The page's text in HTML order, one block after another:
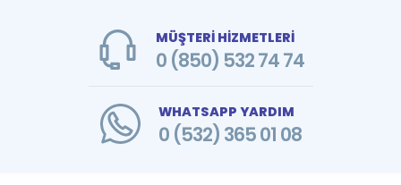
MÜŞTERİ HİZMETLERİ
0 (850) 532 74 74
WHATSAPP YARDIM
0 (532) 365 01 08